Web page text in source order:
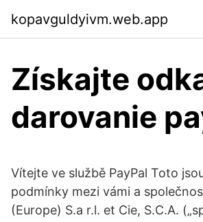
kopavguldyivm.web.app
Získajte
darovanie
Vítejte ve službě PayPal Toto
podmínky mezi vámi a
(Europe) S.a r.l. et Cie, S.C.A.